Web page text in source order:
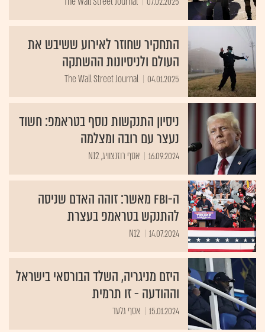
התחקיר שחוזר לאירוע ששיבש את
העולם ולניסיונות ההשתקה
04.01.2025
The Wall Street Journal
ניסיון התנקשות נוסף בטראמפ: חשוד
נעצר עם רובה ומצלמה
16.09.2024 אסף רוזנצוויג, N12
ה-FBI מאשר: זוהה האדם שניסה
להתנקש בטראמפ בעצרת
14.07.2024
N12
היזם מניגריה, השלד הבורסאי בישראל
וההודעה - זו תרמית
15.01.2024 אסף גלעד